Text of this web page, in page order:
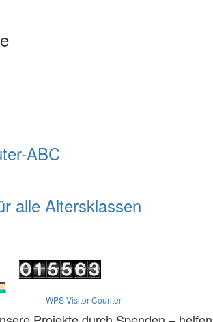
ABC
alle Altersklassen
WPS Visitor Counter